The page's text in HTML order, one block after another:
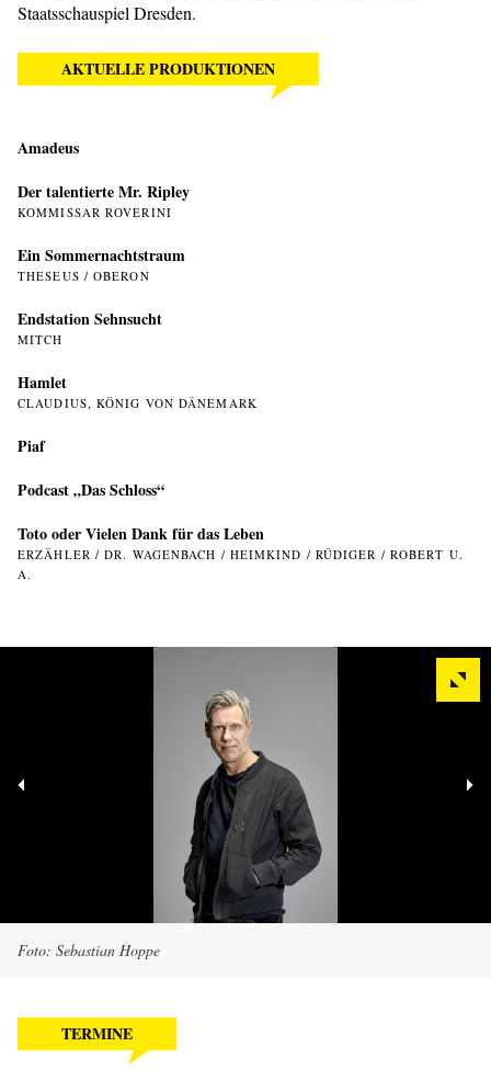
Staatsschauspiel Dresden.
AKTUELLE PRODUKTIONEN
Amadeus
Der talentierte Mr. Ripley
KOMMISSAR ROVERINI
Ein Sommer­nachtstraum
THESEUS / OBERON
Endstation Sehnsucht
MITCH
Hamlet
CLAUDIUS, KÖNIG VON DÄNEMARK
Piaf
Podcast „Das Schloss“
Toto oder Vielen Dank für das Leben
ERZÄHLER / DR. WAGENBACH / HEIMKIND / RÜDIGER / ROBERT U.
A.
Foto: Sebastian Hoppe
TERMINE